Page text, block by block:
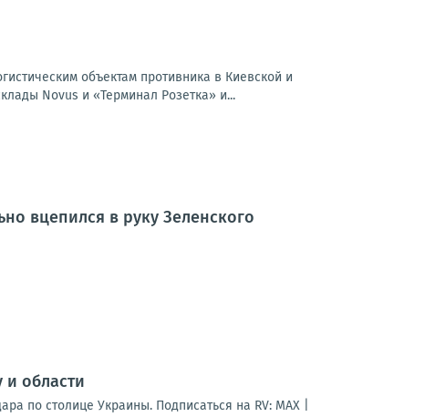
объектам противника в Киевской и
Novus и «Терминал Розетка» и...
вцепился в руку Зеленского
области
по столице Украины. Подписаться на RV: MAX |